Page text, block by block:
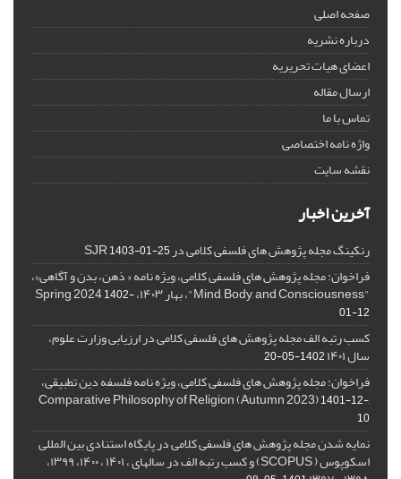
صفحه اصلی
درباره نشریه
اعضای هیات تحریریه
ارسال مقاله
تماس با ما
واژه نامه اختصاصی
نقشه سایت
آخرین اخبار
رنکینگ مجله پژوهش های فلسفی کلامی در SJR1403-01-25
فراخوان: مجله پژوهش های فلسفی کلامی، ویژه نامه « ذهن، بدن و آگاهی»،
"Mind, Body, and Consciousness"، بهار ۱۴۰۳، Spring 2024
1402-
01-12
کسب رتبه الف مجله پژوهش های فلسفی کلامی در ارزیابی وزارت علوم،
سال ۱۴۰۱ 1402-05-20
فراخوان: مجله پژوهش های فلسفی کلامی، ویژه نامه فلسفه دین تطبیقی،
,Comparative Philosophy of Religion (Autumn 2023)
1401-12-
10
نمایه شدن مجله پژوهش های فلسفی کلامی در پایگاه استنادی بین المللی
اسکوپوس ( SCOPUS) و کسب رتبه الف در سالهای ، ۱۴۰۱ ، ۱۴۰۰، ۱۳۹۹،